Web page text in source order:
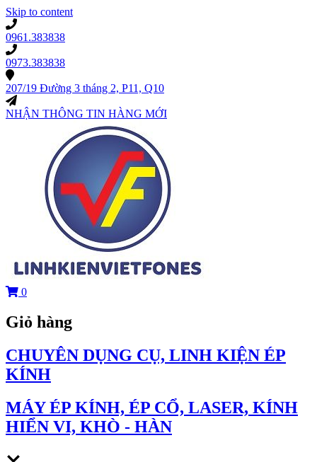
Skip to content
0961.383838
0973.383838
207/19 Đường 3 tháng 2, P11, Q10
NHẬN THÔNG TIN HÀNG MỚI
0
Giỏ hàng
CHUYÊN DỤNG CỤ, LINH KIỆN ÉP
KÍNH
MÁY ÉP KÍNH, ÉP CỔ, LASER, KÍNH
HIỂN VI, KHÒ - HÀN